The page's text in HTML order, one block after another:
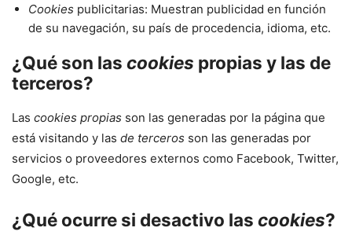
Cookies publicitarias: Muestran publicidad en función
de su navegación, su país de procedencia, idioma, etc.
¿Qué son las cookies propias y las de
terceros?
Las cookies propias son las generadas por la página que
está visitando y las de terceros son las generadas por
servicios o proveedores externos como Facebook, Twitter,
Google, etc.
¿Qué ocurre si desactivo las cookies?